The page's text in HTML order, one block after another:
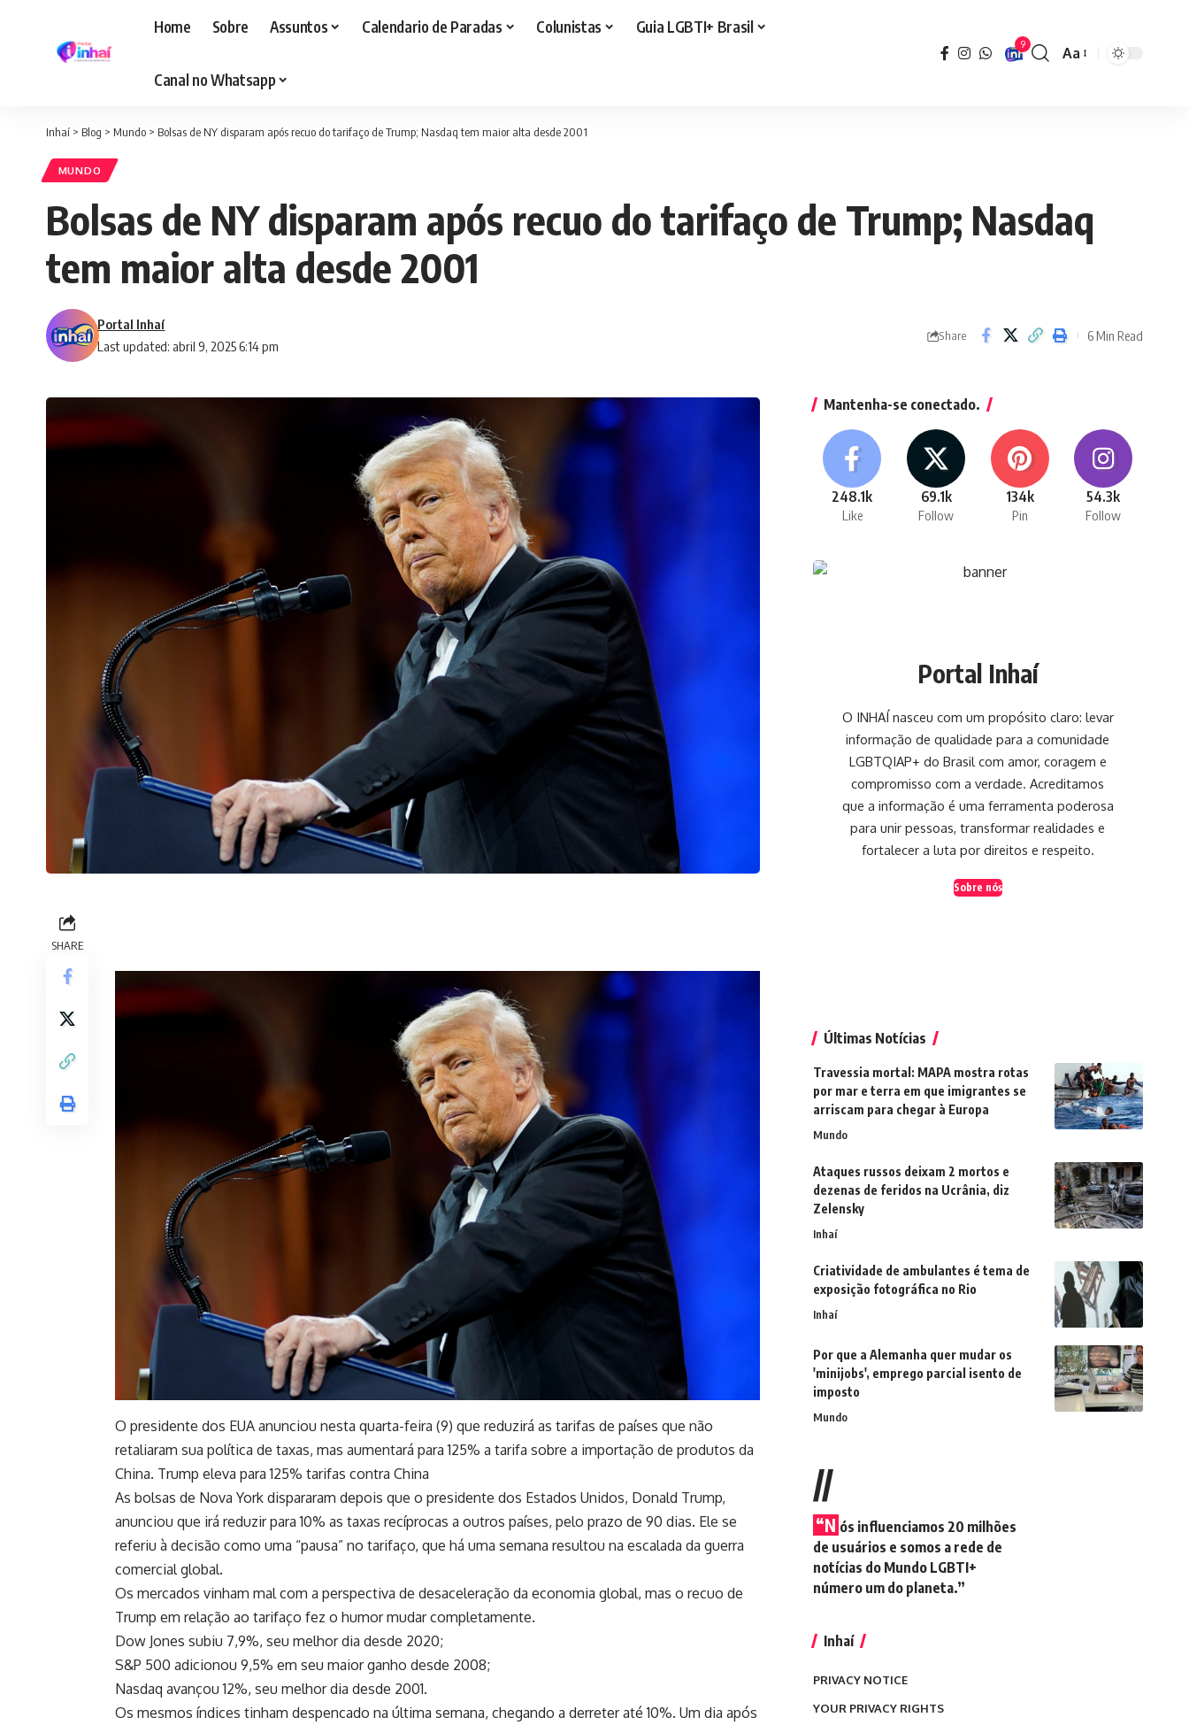
Home Sobre Assuntos Calendario de Paradas Colunistas Guia LGBTI+ Brasil
Canal no Whatsapp
9
Font
Aa
Inhaí > Blog > Mundo > Bolsas de NY disparam após recuo do tarifaço de Trump; Nasdaq tem maior alta desde 2001
MUNDO
Bolsas de NY disparam após recuo do tarifaço de Trump; Nasdaq
tem maior alta desde 2001
Last updated: abril 9, 2025 6:14 pm
Portal Inhaí
Share 6 Min Read
SHARE
O presidente dos EUA anunciou nesta quarta-feira (9) que reduzirá as tarifas de países que não
retaliaram sua política de taxas, mas aumentará para 125% a tarifa sobre a importação de produtos da
China. Trump eleva para 125% tarifas contra China
As bolsas de Nova York dispararam depois que o presidente dos Estados Unidos, Donald Trump,
anunciou que irá reduzir para 10% as taxas recíprocas a outros países, pelo prazo de 90 dias. Ele se
referiu à decisão como uma “pausa” no tarifaço, que há uma semana resultou na escalada da guerra
comercial global.
Os mercados vinham mal com a perspectiva de desaceleração da economia global, mas o recuo de
Trump em relação ao tarifaço fez o humor mudar completamente.
Dow Jones subiu 7,9%, seu melhor dia desde 2020;
S&P 500 adicionou 9,5% em seu maior ganho desde 2008;
Nasdaq avançou 12%, seu melhor dia desde 2001.
Os mesmos índices tinham despencado na última semana, chegando a derreter até 10%. Um dia após
Mantenha-se conectado.
248.1k
Like
69.1k
Follow
134k
Pin
54.3k
Follow
Portal Inhaí
O INHAÍ nasceu com um propósito claro: levar
informação de qualidade para a comunidade
LGBTQIAP+ do Brasil com amor, coragem e
compromisso com a verdade. Acreditamos
que a informação é uma ferramenta poderosa
para unir pessoas, transformar realidades e
fortalecer a luta por direitos e respeito.
Sobre nós
Últimas Notícias
Travessia mortal: MAPA mostra rotas
por mar e terra em que imigrantes se
arriscam para chegar à Europa
Mundo
Ataques russos deixam 2 mortos e
dezenas de feridos na Ucrânia, diz
Zelensky
Inhaí
Criatividade de ambulantes é tema de
exposição fotográfica no Rio
Inhaí
Por que a Alemanha quer mudar os
'minijobs', emprego parcial isento de
imposto
Mundo
//
“N ós influenciamos 20 milhões
de usuários e somos a rede de
notícias do Mundo LGBTI+
número um do planeta.”
Inhaí
PRIVACY NOTICE
YOUR PRIVACY RIGHTS